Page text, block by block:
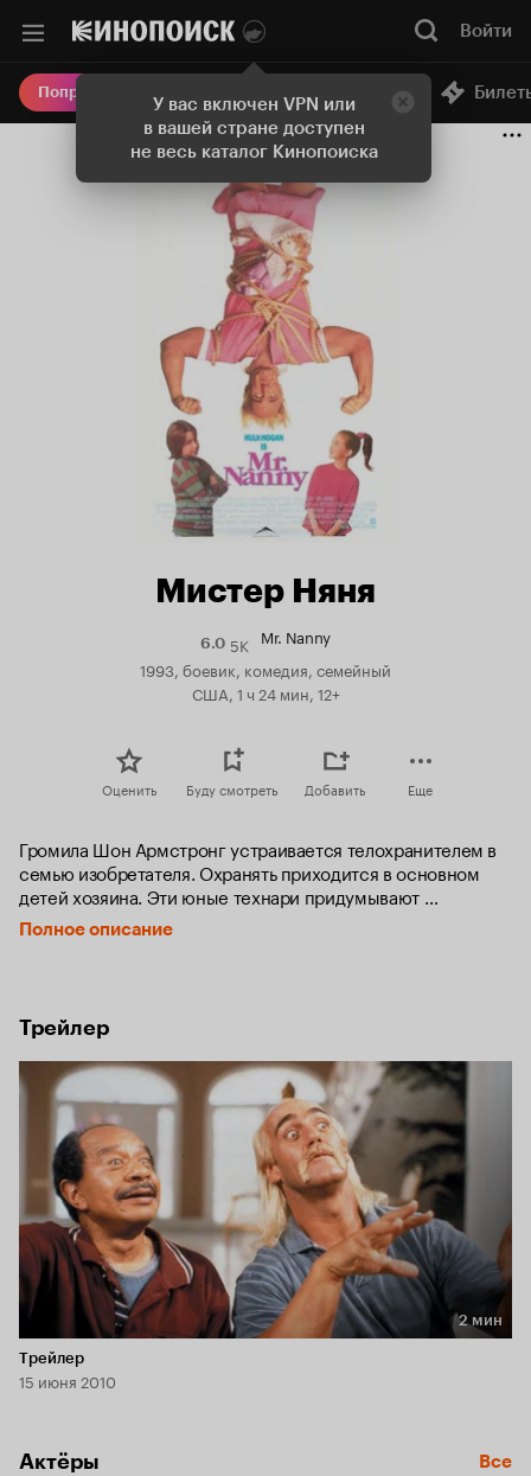
У вас включен VPN или
в вашей стране доступен
не весь каталог Кинопоиска
Войти
Попробовать Плюс Онлайн-кинотеатр
Мистер Няня
6.0Рейтинг
6.0
5K Mr. Nanny
1993, боевик, комедия, семейный
США, 1 ч 24 мин, 12+
Оценить Буду смотреть Добавить Еще
Громила Шон Армстронг устраивается телохранителем в
семью изобретателя. Охранять приходится в основном
детей хозяина. Эти юные технари придумывают
технические орудия пытки для своего «усатого няня». А в
это время бандиты охотятся за их отцом, чтобы отнять у
Полное описание
Трейлер
Длительность 2 мин
2 мин
Трейлер
15 июня 2010
Актёры Все